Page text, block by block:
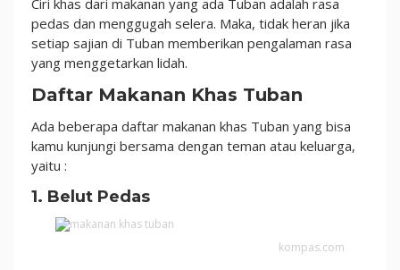
pedas dan menggugah selera. Maka, tidak heran jika
setiap sajian di Tuban memberikan pengalaman rasa
yang menggetarkan lidah.
Daftar Makanan Khas Tuban
Ada beberapa daftar makanan khas Tuban yang bisa
kamu kunjungi bersama dengan teman atau keluarga,
yaitu :
1. Belut Pedas
kompas.com